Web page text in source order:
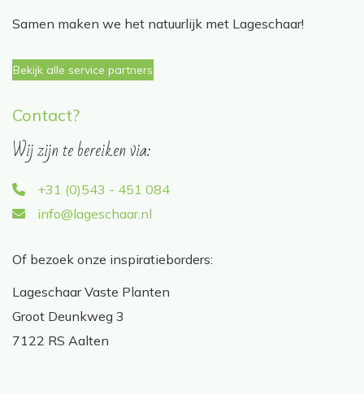
Samen maken we het natuurlijk met Lageschaar!
Bekijk alle service partners
Contact?
Wij zijn te bereiken via:
+31 (0)543 - 451 084
info@lageschaar.nl
Of bezoek onze inspiratieborders:
Lageschaar Vaste Planten
Groot Deunkweg 3
7122 RS Aalten